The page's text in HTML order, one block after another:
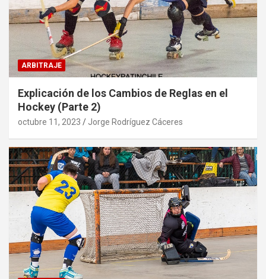
ARBITRAJE
Explicación de los Cambios de Reglas en el
Hockey (Parte 2)
octubre 11, 2023 Jorge Rodríguez Cáceres